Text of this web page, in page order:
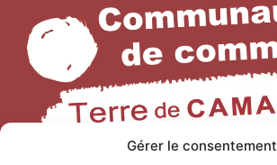
Gérer le consentement